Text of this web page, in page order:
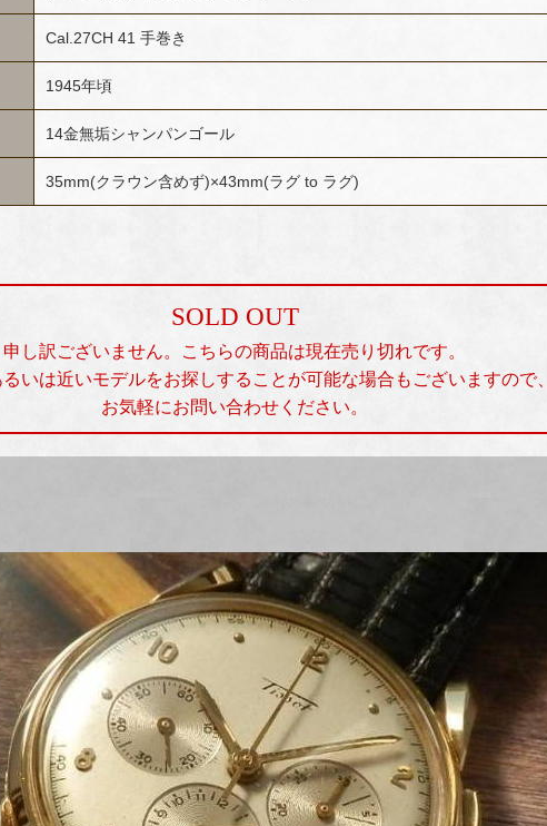
Cal.27CH 41 手巻き
1945年頃
14金無垢シャンパンゴール
35mm(クラウン含めず)×43mm(ラグ to ラグ)
SOLD OUT
申し訳ございません。こちらの商品は現在売り切れです。
いは近いモデルをお探しすることが可能な場合もございますので、
お気軽にお問い合わせください。